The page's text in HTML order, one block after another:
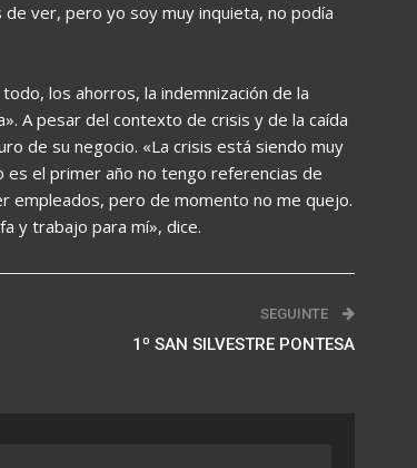
ver, pero yo soy muy inquieta, no podía
los ahorros, la indemnización de la
A pesar del contexto de crisis y de la caída
de su negocio. «La crisis está siendo muy
es el primer año no tengo referencias de
empleados, pero de momento no me quejo.
y trabajo para mí», dice.
SEGUINTE
1º SAN SILVESTRE PONTESA